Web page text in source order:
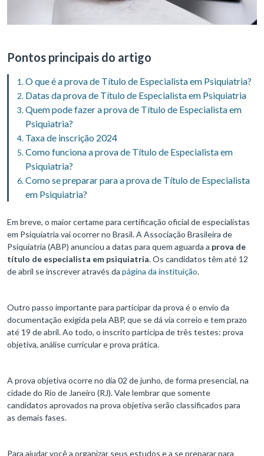
Pontos principais do artigo
O que é a prova de Título de Especialista em Psiquiatria?
Datas da prova de Título de Especialista em Psiquiatria
Quem pode fazer a prova de Título de Especialista em
Psiquiatria?
Taxa de inscrição 2024
Como funciona a prova de Título de Especialista em
Psiquiatria?
Como se preparar para a prova de Título de Especialista
em Psiquiatria?
Em breve, o maior certame para certificação oficial de especialistas
em Psiquiatria vai ocorrer no Brasil. A Associação Brasileira de
Psiquiatria (ABP) anunciou a datas para quem aguarda a prova de
título de especialista em psiquiatria. Os candidatos têm até 12
de abril se inscrever através da página da instituição.
Outro passo importante para participar da prova é o envio da
documentação exigida pela ABP, que se dá via correio e tem prazo
até 19 de abril. Ao todo, o inscrito participa de três testes: prova
objetiva, análise curricular e prova prática.
A prova objetiva ocorre no dia 02 de junho, de forma presencial, na
cidade do Rio de Janeiro (RJ). Vale lembrar que somente
candidatos aprovados na prova objetiva serão classificados para
as demais fases.
Para ajudar você a organizar seus estudos e a se preparar para